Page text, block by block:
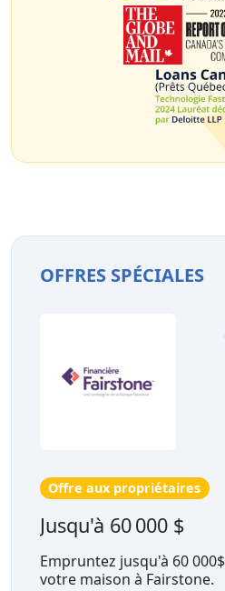
OFFRES SPÉCIALES
Offre aux propriétaires
Jusqu'à 60 000 $
Empruntez jusqu'à 60
votre maison à Fairstone.